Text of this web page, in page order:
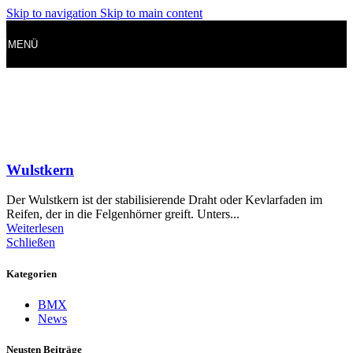
Skip to navigation Skip to main content
MENÜ
Wulstkern
Der Wulstkern ist der stabilisierende Draht oder Kevlarfaden im
Reifen, der in die Felgenhörner greift. Unters...
Weiterlesen
Schließen
Kategorien
BMX
News
Neusten Beiträge